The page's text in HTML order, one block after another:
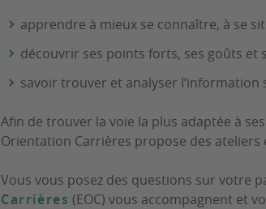
apprendre à mieux se connaître, à se
découvrir ses points forts, ses goûts et
savoir trouver et analyser
Afin de trouver la voie la plus adaptée à
Orientation Carrières propose des
Vous vous posez des questions sur votre
Carrières (EOC) vous accompagnent et